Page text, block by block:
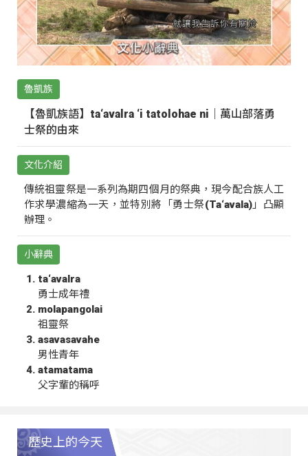
魯凱族
【魯凱族語】ta‘avalra ‘i tatolohae ni｜萬山部落勇
士祭的由來
文化介紹
傳統祖靈祭是一系列為期四個月的祭典，現今配合族人工
作求學濃縮為一天，並特別將「勇士祭(Ta‘avala)」凸顯
辦理。
小辭典
ta‘avalra
勇士成年禮
molapangolai
祖靈祭
asavasavahe
男性青年
atamatama
父字輩的稱呼
歷史上的今天